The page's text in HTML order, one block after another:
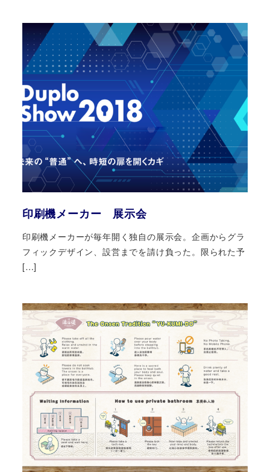
印刷機メーカー 展示会
印刷機メーカーが毎年開く独自の展示会。企画からグラ
フィックデザイン、設営までを請け負った。限られた予
[…]